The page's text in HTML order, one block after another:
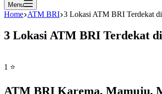
Menu
Home ATM BRI 3 Lokasi ATM BRI Terdekat
3 Lokasi ATM BRI Terdekat
1 ⭐
ATM BRI Karema, Mamuju,